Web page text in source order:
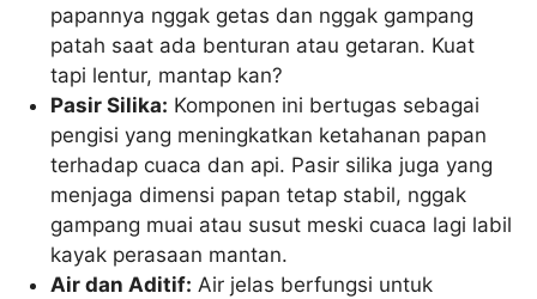
papannya nggak getas dan nggak gampang
patah saat ada benturan atau getaran. Kuat
tapi lentur, mantap kan?
Pasir Silika: Komponen ini bertugas sebagai
pengisi yang meningkatkan ketahanan papan
terhadap cuaca dan api. Pasir silika juga yang
menjaga dimensi papan tetap stabil, nggak
gampang muai atau susut meski cuaca lagi labil
kayak perasaan mantan.
Air dan Aditif: Air jelas berfungsi untuk